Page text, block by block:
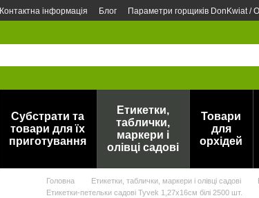
Контактна інформація Блог
Параметри горщиків DonKwiat /
Субстрати та
товари для їх
приготування
Етикетки,
таблички,
маркери і
олівці садові
Товари
для
орхідей
Головна Етикетки, таблички, маркери і олівці садові
Етикетки-петельки садові Tyvek 1,27х16см білі 2500 шт.